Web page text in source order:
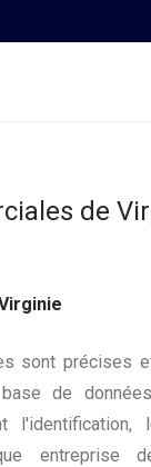
de
sont précises
de
entreprise